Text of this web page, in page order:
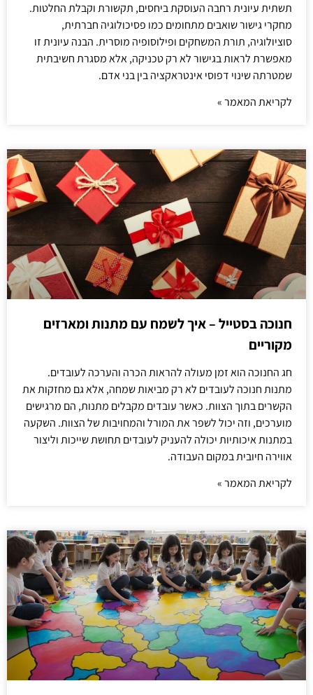
תשתית עיונית רחבה העוסקת ביחסים, תקשורת וקבלת החלטות.
מחקרי גישור שואבים מתחומים כמו פסיכולוגיה חברתית,
סוציולוגיה, תורת המשחקים ופילוסופיה מוסרית. הבנה עיונית זו
מאפשרת לראות בגישור לא רק טכניקה, אלא מסגרת חשיבתית
שמטרתה שינוי דפוסי אינטראקציה בין בני אדם.
לקריאת המאמר »
חנוכה בסטייל – איך לשמח עם מתנות ומארזים
מקוריים
חג החנוכה הוא זמן מעולה להראות הכרה והערכה לעובדים.
מתנות חנוכה לעובדים לא רק מביאות שמחה, אלא גם מחזקות את
הקשרים בתוך הצוות. כאשר עובדים מקבלים מתנות, הם מרגישים
מוערכים, וזה יכול לשפר את המורל והמחויבות של הצוות. השקעה
במתנות איכותיות יכולה להעניק לעובדים תחושת שייכות וליצור
אווירה חיובית במקום העבודה.
לקריאת המאמר »